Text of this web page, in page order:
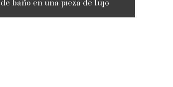
de baño en una pieza de lujo